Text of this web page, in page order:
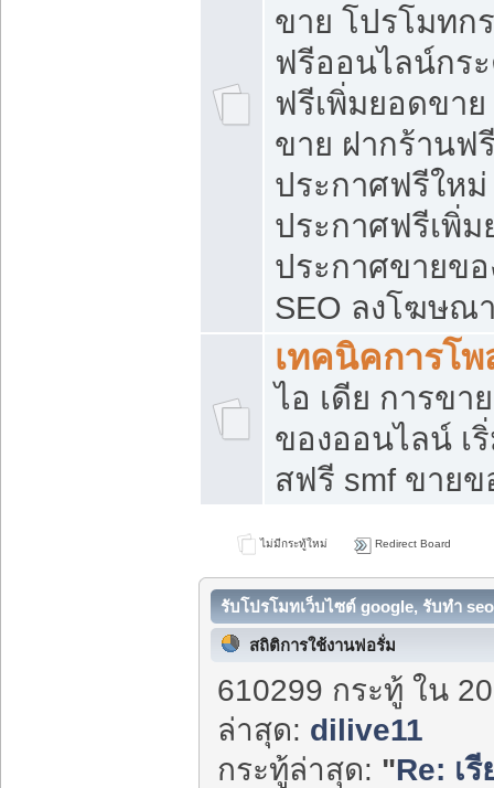
ขาย โปรโมทก
ฟรีออนไลน์กร
ฟรีเพิ่มยอดขา
ขาย ฝากร้านฟ
ประกาศฟรีใหม่
ประกาศฟรีเพิ่
ประกาศขายข
SEO ลงโฆษณ
เทคนิคการโ
ไอ เดีย การขา
ของออนไลน์ เ
สฟรี smf ขาย
ไม่มีกระทู้ใหม่ Redirect Board
รับโปรโมทเว็บไซต์ google, รับทำ
สถิติการใช้งานฟอรั่ม
610299 กระทู้ ใน
ล่าสุด: dilive11
กระทู้ล่าสุด: "Re: เ